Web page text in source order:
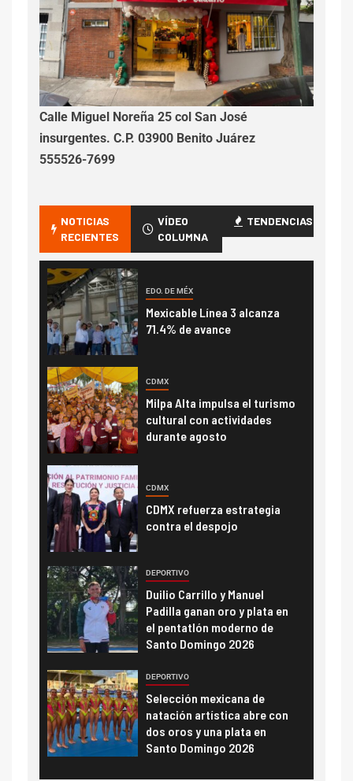
Calle Miguel Noreña 25 col San José
insurgentes. C.P. 03900 Benito Juárez
555526-7699
NOTICIAS
RECIENTES
VÍDEO
COLUMNA
TENDENCIAS
EDO. DE MÉX
Mexicable Línea 3 alcanza
71.4% de avance
CDMX
Milpa Alta impulsa el turismo
cultural con actividades
durante agosto
CDMX
CDMX refuerza estrategia
contra el despojo
DEPORTIVO
Duilio Carrillo y Manuel
Padilla ganan oro y plata en
el pentatlón moderno de
Santo Domingo 2026
DEPORTIVO
Selección mexicana de
natación artística abre con
dos oros y una plata en
Santo Domingo 2026